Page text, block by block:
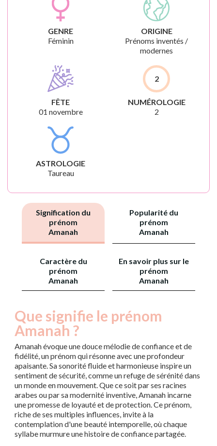
GENRE
Féminin
ORIGINE
Prénoms inventés /
modernes
FÊTE
01 novembre
2
NUMÉROLOGIE
2
ASTROLOGIE
Taureau
Signification du
prénom
Amanah
Popularité du
prénom
Amanah
Caractère du
prénom
Amanah
En savoir plus sur le
prénom
Amanah
Que signifie le prénom
Amanah ?
Amanah évoque une douce mélodie de confiance et de
fidélité, un prénom qui résonne avec une profondeur
apaisante. Sa sonorité fluide et harmonieuse inspire un
sentiment de sécurité, comme un refuge de sérénité dans
un monde en mouvement. Que ce soit par ses racines
arabes ou par sa modernité inventive, Amanah incarne
une promesse de loyauté et de protection. Ce prénom,
riche de ses multiples influences, invite à la
contemplation d'une beauté intemporelle, où chaque
syllabe murmure une histoire de confiance partagée.